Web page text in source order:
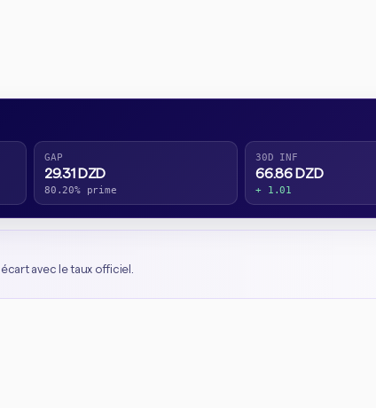
GAP
29.31 DZD
80.20% prime
30D INF
66.86 DZD
+ 1.01
avec le taux officiel.